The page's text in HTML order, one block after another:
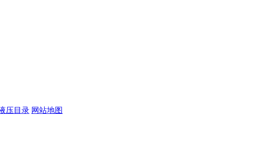
压目录 网站地图